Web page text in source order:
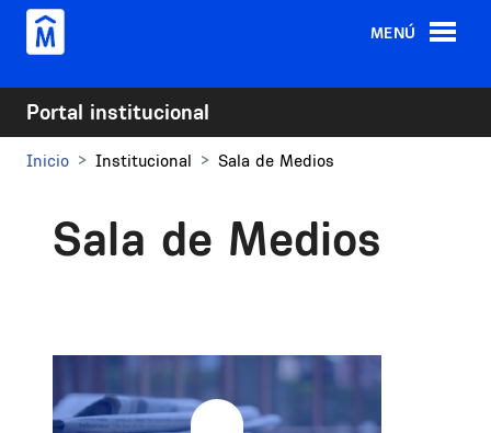
Pasar al contenido principal
MENÚ
Portal institucional
Inicio Institucional Sala de Medios
Sala de Medios